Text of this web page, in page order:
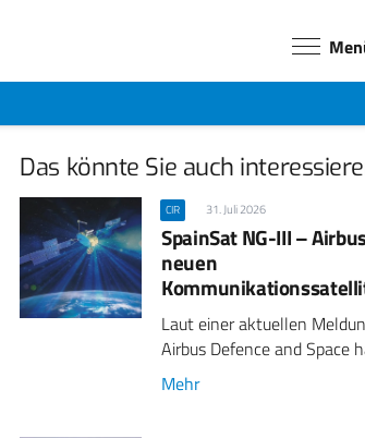
Das könnte Sie auch
CIR 31. Juli 2026
SpainSat NG-III –
neuen
Laut einer aktuellen
Airbus Defence and Space
Mehr